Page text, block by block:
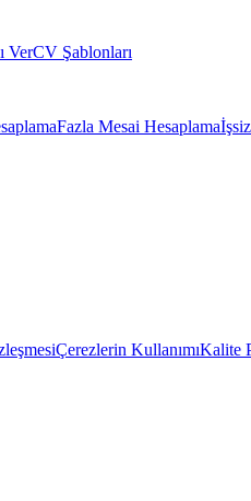
VerCV Şablonları
Fazla Mesai Hesaplama
Çerezlerin KullanımıKalite